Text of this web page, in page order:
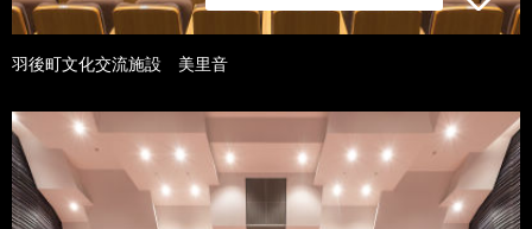
羽後町文化交流施設 美里音